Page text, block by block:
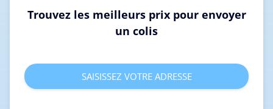
Trouvez les meilleurs prix pour envoyer
un colis
SAISISSEZ VOTRE ADRESSE